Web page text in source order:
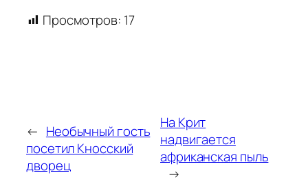
Просмотров: 17
← Необычный гость
посетил Кносский
дворец
На Крит
надвигается
африканская пыль
→